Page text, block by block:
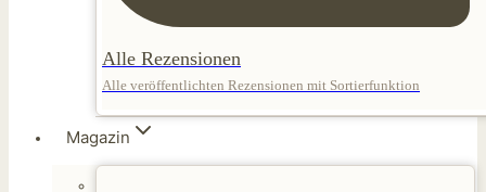
Alle Rezensionen
Alle veröffentlichten Rezensionen mit Sortierfunktion
Magazin